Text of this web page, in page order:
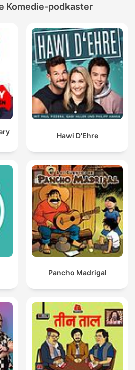
Komedie-podkaster
Hawi D'Ehre
Pancho Madrigal